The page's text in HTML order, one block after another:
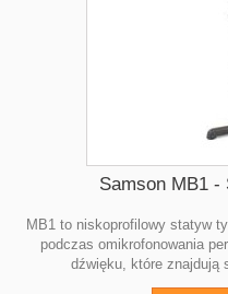
Samson MB1 -
MB1 to niskoprofilowy statyw
podczas omikrofonowania
dźwięku, które znajdują